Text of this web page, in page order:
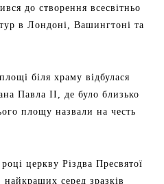
до створення всесвітньо
в Лондоні, Вашингтоні та
біля храму відбулася
Павла ІІ, де було близько
площу назвали на честь
церкву Різдва Пресвятої
серед зразків